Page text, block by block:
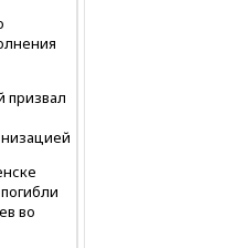
призвал
во